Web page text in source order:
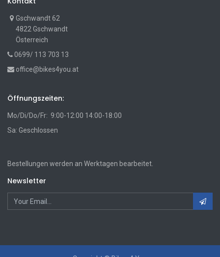
Gschwandt 62
4822 Gschwandt
Österreich
0699/ 113 703 13
office@bikes4you.at
Öffnungszeiten:
Mo/Di/Do/Fr: 9:00-12:00 14:00-18:00
Sa: Geschlossen
Bestellungen werden an Werktagen bearbeitet.
Newsletter